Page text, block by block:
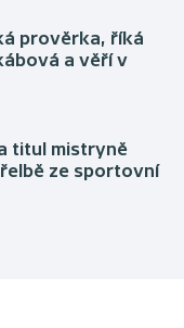
prověrka, říká
a věří v
titul mistryně
ze sportovní